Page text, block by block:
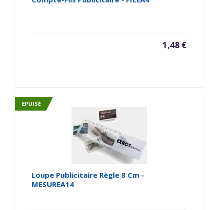
1,48 €
EPUISÉ
Loupe Publicitaire Règle 8 Cm -
MESUREA14